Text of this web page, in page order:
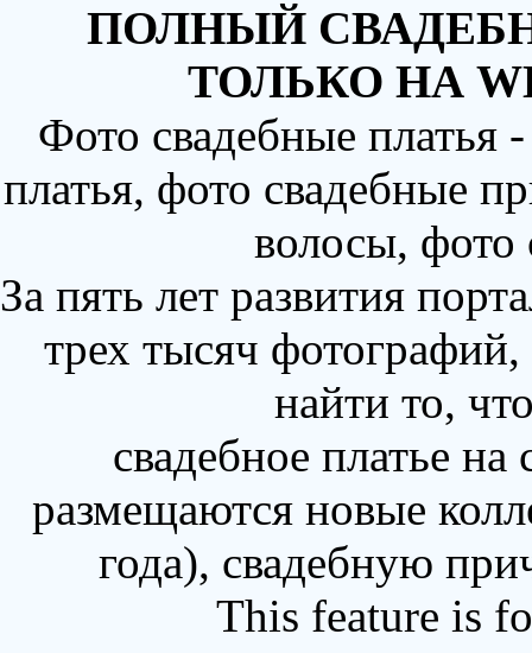
ПОЛНЫЙ
ТОЛЬКО НА
Фото свадебные
платья, фото свадебные
волосы,
За пять лет развития
трех тысяч
найти то,
свадебное платье
размещаются новые
года), свадебную
This feature is